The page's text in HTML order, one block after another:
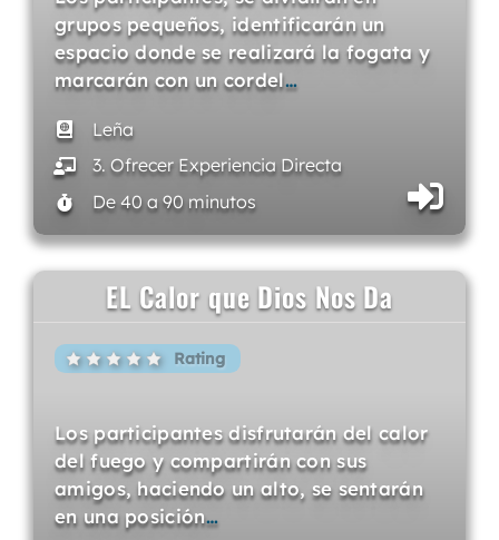
grupos pequeños, identificarán un
espacio donde se realizará la fogata y
marcarán con un cordel…
Leña
3. Ofrecer Experiencia Directa
De 40 a 90 minutos
EL Calor que Dios Nos Da
Rating
Los participantes disfrutarán del calor
del fuego y compartirán con sus
amigos, haciendo un alto, se sentarán
en una posición…